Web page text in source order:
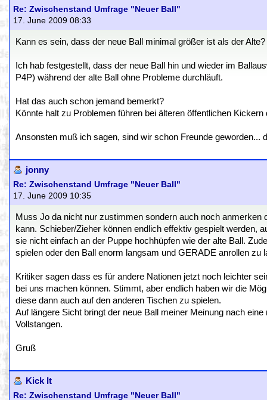
Re: Zwischenstand Umfrage "Neuer Ball"
17. June 2009 08:33
Kann es sein, dass der neue Ball minimal größer ist als der Alte?
Ich hab festgestellt, dass der neue Ball hin und wieder im
P4P) während der alte Ball ohne Probleme durchläuft.
Hat das auch schon jemand bemerkt?
Könnte halt zu Problemen führen bei älteren öffentlichen
Ansonsten muß ich sagen, sind wir schon Freunde geworden...
jonny
Re: Zwischenstand Umfrage "Neuer Ball"
17. June 2009 10:35
Muss Jo da nicht nur zustimmen sondern auch noch
kann. Schieber/Zieher können endlich effektiv gespielt werden,
sie nicht einfach an der Puppe hochhüpfen wie der alte Ball.
spielen oder den Ball enorm langsam und GERADE anrollen zu
Kritiker sagen dass es für andere Nationen jetzt noch leichter
bei uns machen können. Stimmt, aber endlich haben wir die
diese dann auch auf den anderen Tischen zu spielen.
Auf längere Sicht bringt der neue Ball meiner Meinung nach
Vollstangen.
Gruß
Kick It
Re: Zwischenstand Umfrage "Neuer Ball"